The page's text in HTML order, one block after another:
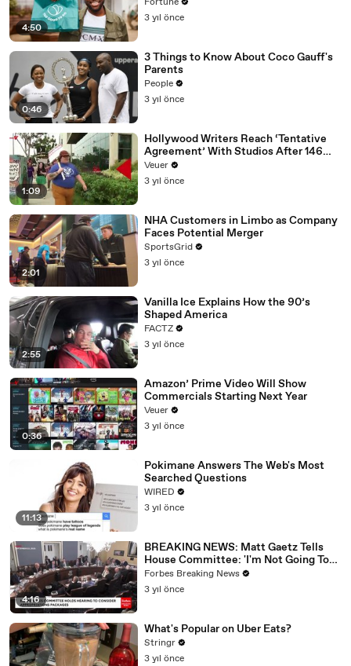
4:50
3 yıl önce
0:46
3 Things to Know About Coco Gauff's
Parents
People
3 yıl önce
1:09
Hollywood Writers Reach ‘Tentative
Agreement’ With Studios After 146
Day Strike
Veuer
3 yıl önce
2:01
NHA Customers in Limbo as Company
Faces Potential Merger
SportsGrid
3 yıl önce
2:55
Vanilla Ice Explains How the 90’s
Shaped America
FACTZ
3 yıl önce
0:36
Amazon’ Prime Video Will Show
Commercials Starting Next Year
Veuer
3 yıl önce
11:13
Pokimane Answers The Web's Most
Searched Questions
WIRED
3 yıl önce
4:16
BREAKING NEWS: Matt Gaetz Tells
House Committee: 'I'm Not Going To
Vote For A Continuing Resolution'
Forbes Breaking News
3 yıl önce
What's Popular on Uber Eats?
Stringr
3 yıl önce